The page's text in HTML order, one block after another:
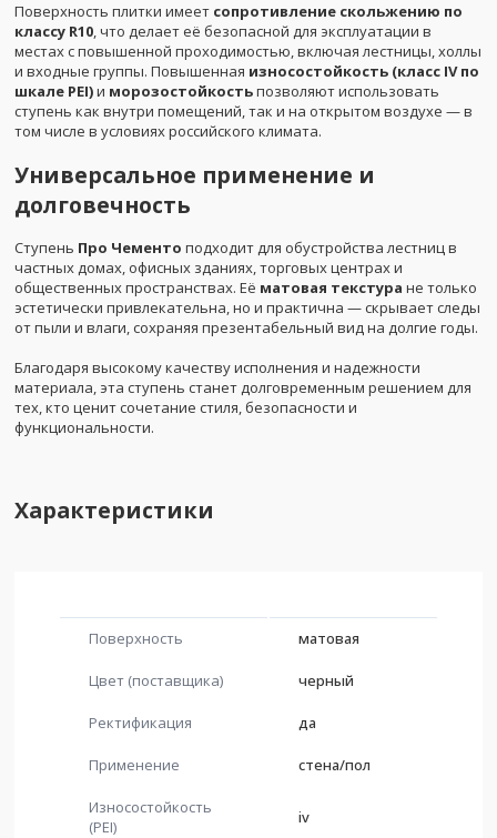
Поверхность плитки имеет сопротивление скольжению по
классу R10, что делает её безопасной для эксплуатации в
местах с повышенной проходимостью, включая лестницы, холлы
и входные группы. Повышенная износостойкость (класс IV по
шкале PEI)и морозостойкостьпозволяют использовать
ступень как внутри помещений, так и на открытом воздухе — в
том числе в условиях российского климата.
Универсальное применение и
долговечность
Ступень Про Чементо подходит для обустройства лестниц в
частных домах, офисных зданиях, торговых центрах и
общественных пространствах. Её матовая текстура не только
эстетически привлекательна, но и практична — скрывает следы
от пыли и влаги, сохраняя презентабельный вид на долгие годы.
Благодаря высокому качеству исполнения и надежности
материала, эта ступень станет долговременным решением для
тех, кто ценит сочетание стиля, безопасности и
функциональности.
Характеристики
Поверхность матовая
Цвет (поставщика) черный
Ректификация да
Применение стена/пол
Износостойкость
(PEI)
iv